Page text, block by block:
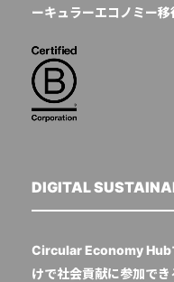
ーキュラーエコノミー移
DIGITAL
Circular Economy Hub
けで社会貢献に参加で